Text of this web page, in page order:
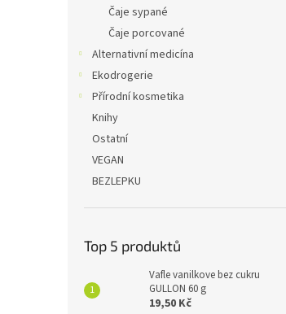
Čaje sypané
Čaje porcované
Alternativní medicína
Ekodrogerie
Přírodní kosmetika
Knihy
Ostatní
VEGAN
BEZLEPKU
Top 5 produktů
Vafle vanilkove bez cukru
GULLON 60 g
19,50 Kč